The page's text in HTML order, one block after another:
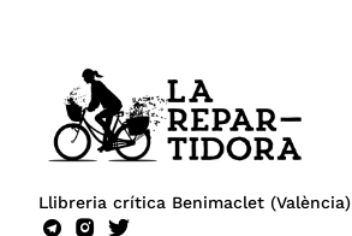
Llibreria crítica Benimaclet (València)